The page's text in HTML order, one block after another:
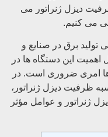
دیزل ژنراتور می
می کنیم.
تولید برق در صنایع و
اهمیت این دستگاه ‌ها در
امری ضروری است. در
ظرفیت دیزل ژنراتور،
ژنراتور و عوامل مؤثر